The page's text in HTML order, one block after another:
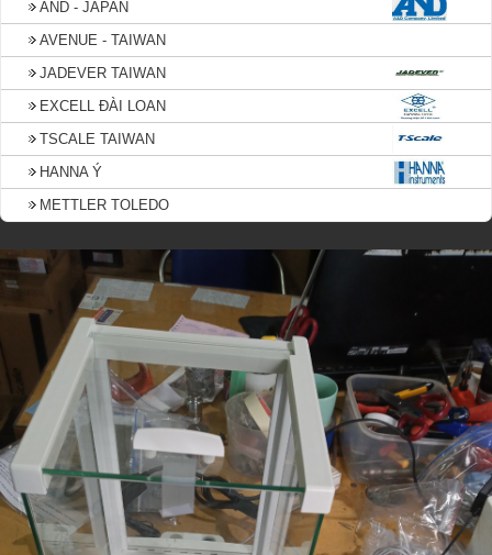
AND - JAPAN
AVENUE - TAIWAN
JADEVER TAIWAN
EXCELL ĐÀI LOAN
TSCALE TAIWAN
HANNA Ý
METTLER TOLEDO